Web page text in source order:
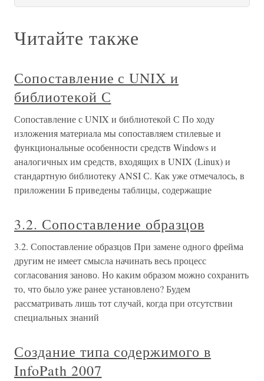
Читайте также
Сопоставление с UNIX и
библиотекой С
Сопоставление с UNIX и библиотекой С По ходу
изложения материала мы сопоставляем стилевые и
функциональные особенности средств Windows и
аналогичных им средств, входящих в UNIX (Linux) и
стандартную библиотеку ANSI С. Как уже отмечалось, в
приложении Б приведены таблицы, содержащие
3.2. Сопоставление образцов
3.2. Сопоставление образцов При замене одного фрейма
другим не имеет смысла начинать весь процесс
согласования заново. Но каким образом можно сохранить
то, что было уже ранее установлено? Будем
рассматривать лишь тот случай, когда при отсутствии
специальных знаний
Создание типа содержимого в
InfoPath 2007